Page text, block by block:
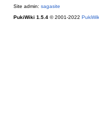
Site admin: sagasite
PukiWiki 1.5.4© 2001-2022